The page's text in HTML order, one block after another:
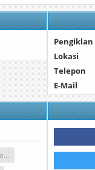
Pengiklan
Lokasi
Telepon
E-Mail
Mahar Nikah Surabaya